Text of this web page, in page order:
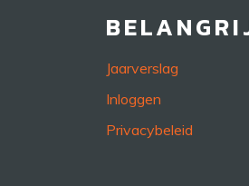
Jaarverslag
Inloggen
Privacybeleid